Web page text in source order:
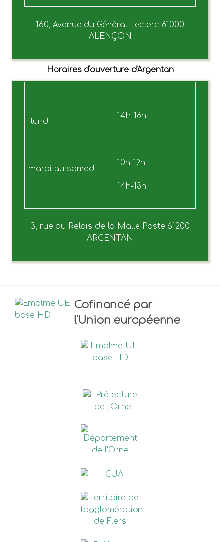
160, Avenue du Général Leclerc 61000
ALENÇON
Horaires d'ouverture d'Argentan
lundi
mardi au samedi
14h-18h
10h-12h
14h-18h
3, rue du Relais de la Malle Poste 61200
ARGENTAN
Cofinancé par
l'Union européenne